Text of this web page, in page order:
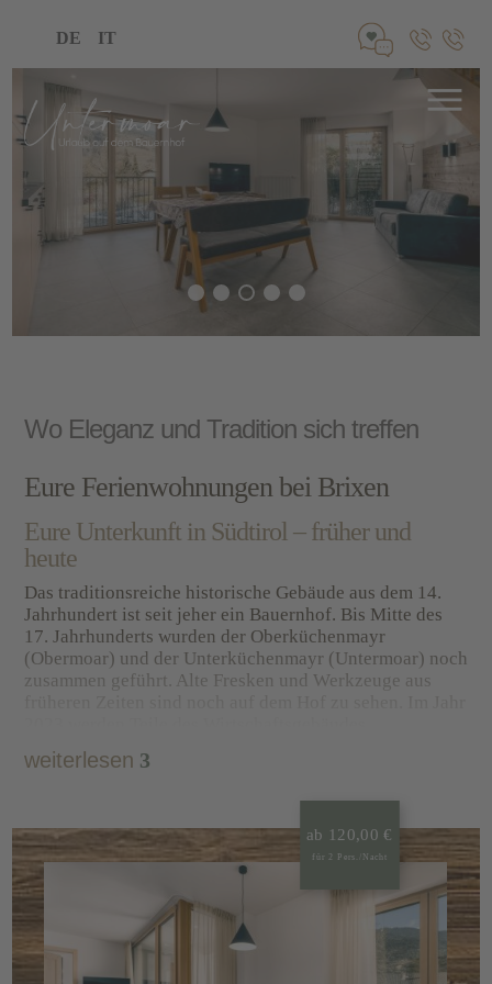
DE IT
Wo Eleganz und Tradition sich treffen
Eure Ferienwohnungen bei Brixen
Eure Unterkunft in Südtirol – früher und
heute
Das traditionsreiche historische Gebäude aus dem 14.
Jahrhundert ist seit jeher ein Bauernhof. Bis Mitte des
17. Jahrhunderts wurden der Oberküchenmayr
(Obermoar) und der Unterküchenmayr (Untermoar) noch
zusammen geführt. Alte Fresken und Werkzeuge aus
grundsaniert.
ein großes Anliegen! Wir haben deshalb eine
eigenen Waldes ist? Ebenso etliche unserer massiven
Zimmermöbel! Der unverkennbare Geruch von
Zirbenholz steht für Gemütlichkeit, Gesundheit und
Entspannung pur.
Eure bestens ausgestattete Ferienwohnung in
Brixen
weiterlesen 3
ab 120,00 €
für 2 Pers./Nacht